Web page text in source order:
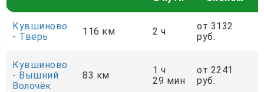
Кувшиново
- Тверь
116 км 2 ч
от 3132
руб.
Кувшиново
- Вышний
Волочёк
83 км
1 ч
29 мин
от 2241
руб.